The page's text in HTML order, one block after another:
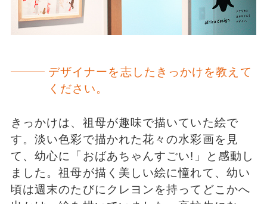
デザイナーを志したきっかけを教えて
ください。
きっかけは、祖母が趣味で描いていた絵で
す。淡い色彩で描かれた花々の水彩画を見
て、幼心に「おばあちゃんすごい!」と感動し
ました。祖母が描く美しい絵に憧れて、幼い
頃は週末のたびにクレヨンを持ってどこかへ